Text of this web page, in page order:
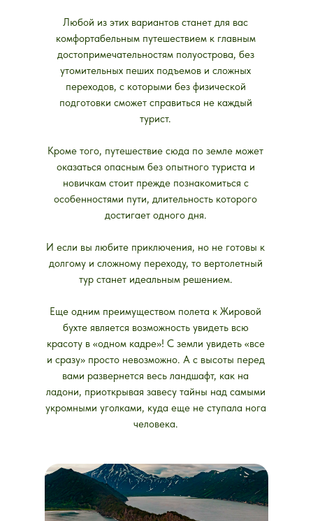
Любой из этих вариантов станет для вас
комфортабельным путешествием к главным
достопримечательностям полуострова, без
утомительных пеших подъемов и сложных
переходов, с которыми без физической
подготовки сможет справиться не каждый
турист.
Кроме того, путешествие сюда по земле может
оказаться опасным без опытного туриста и
новичкам стоит прежде познакомиться с
особенностями пути, длительность которого
достигает одного дня.
И если вы любите приключения, но не готовы к
долгому и сложному переходу, то вертолетный
тур станет идеальным решением.
Еще одним преимуществом полета к Жировой
бухте является возможность увидеть всю
красоту в «одном кадре»! С земли увидеть «все
и сразу» просто невозможно. А с высоты перед
вами развернется весь ландшафт, как на
ладони, приоткрывая завесу тайны над самыми
укромными уголками, куда еще не ступала нога
человека.